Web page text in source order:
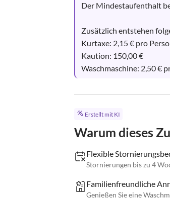
Der Mindestaufenthalt
Zusätzlich entstehen
Kurtaxe: 2,15 € pro
Kaution: 150,00 €
Waschmaschine: 2,50 €
Erstellt mit KI
Warum dieses
Flexible
Stornierungen bis zu 4
Familienfreundliche
Genießen Sie eine